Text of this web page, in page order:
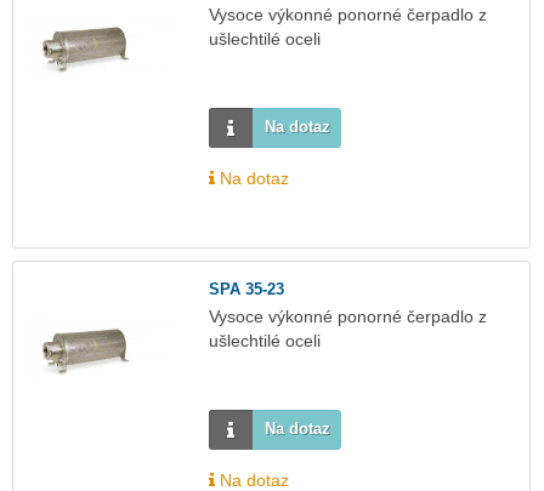
Vysoce výkonné ponorné čerpadlo z
ušlechtilé oceli
Na dotaz
Na dotaz
SPA 35-23
Vysoce výkonné ponorné čerpadlo z
ušlechtilé oceli
Na dotaz
Na dotaz